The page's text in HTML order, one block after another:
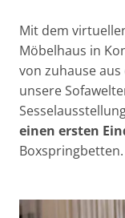
Mit dem
Möbelhaus in
von zuhause
unsere
einen ersten